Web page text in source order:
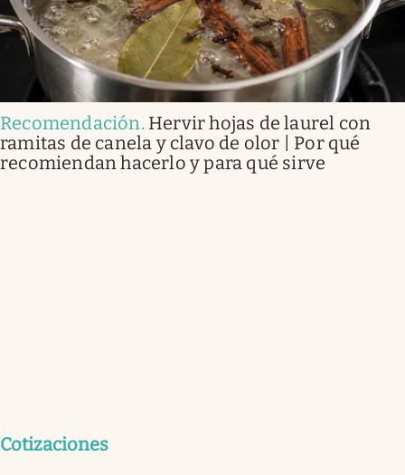
Recomendación. Hervir hojas de laurel con
ramitas de canela y clavo de olor | Por qué
recomiendan hacerlo y para qué sirve
Cotizaciones